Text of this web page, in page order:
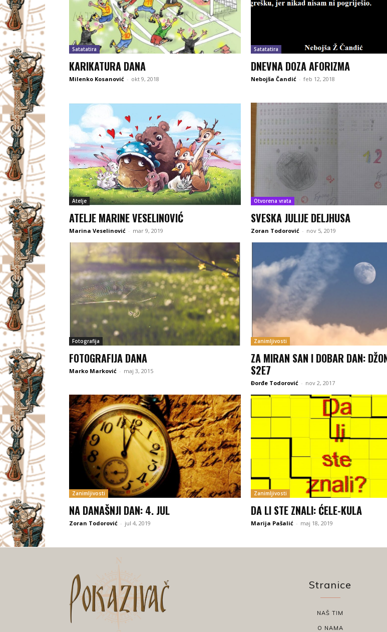
Satatatira
KARIKATURA DANA
Milenko Kosanović - okt 9, 2018
Satatatira
DNEVNA DOZA AFORIZMA
Nebojša Čandić - feb 12, 2018
Atelje
ATELJE MARINE VESELINOVIĆ
Marina Veselinović - mar 9, 2019
Otvorena vrata
SVESKA JULIJE DELJHUSA
Zoran Todorović - nov 5, 2019
Fotografija
FOTOGRAFIJA DANA
Marko Marković - maj 3, 2015
Zanimljivosti
ZA MIRAN SAN I DOBAR DAN:
S2E7
Đorđe Todorović - nov 2, 2017
Zanimljivosti
NA DANAŠNJI DAN: 4. JUL
Zoran Todorović - jul 4, 2019
Zanimljivosti
DA LI STE ZNALI: ĆELE-KULA
Marija Pašalić - maj 18, 2019
Stranice
NAŠ TIM
O NAMA